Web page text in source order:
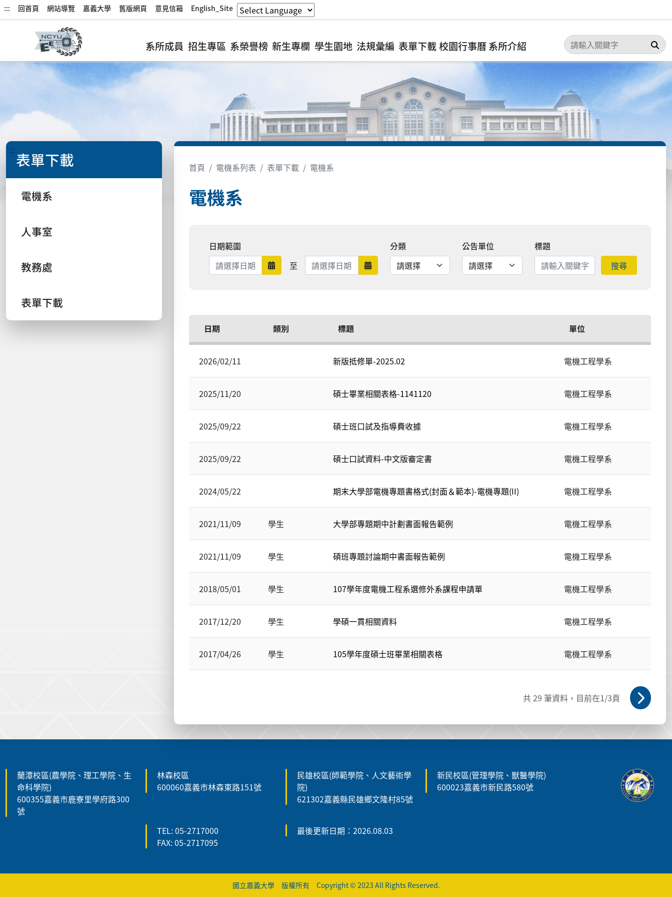
::: 回首頁 網站導覽 嘉義大學 舊版網頁 意見信箱 English_Site
系所成員 招生專區 系榮譽榜 新生專欄 學生園地 法規彙編 表單下載校園行事曆系所介紹 搜
::: 表單下載
電機系
人事室
教務處
表單下載
首頁 電機系列表 表單下載 電機系
電機系
日期範圍
日期範圍開始
至 日期範圍結束 日期範圍結束
分類 公告單位
標題
搜尋
日期 類別 標題 單位
2026/02/11 新版抵修單-2025.02 電機工程學系
2025/11/20 碩士畢業相關表格-1141120 電機工程學系
2025/09/22 碩士班口試及指導費收據 電機工程學系
2025/09/22 碩士口試資料-中文版審定書 電機工程學系
2024/05/22 期末大學部電機專題書格式(封面＆範本)-電機專題(II) 電機工程學系
2021/11/09 學生 大學部專題期中計劃書面報告範例 電機工程學系
2021/11/09 學生 碩班專題討論期中書面報告範例 電機工程學系
2018/05/01 學生 107學年度電機工程系選修外系課程申請單 電機工程學系
2017/12/20 學生 學碩一貫相關資料 電機工程學系
2017/04/26 學生 105學年度碩士班畢業相關表格 電機工程學系
共29 筆資料，目前在1/3頁
蘭潭校區(農學院、理工學院、生
命科學院)
600355嘉義市鹿寮里學府路300
號
林森校區
600060嘉義市林森東路151號
民雄校區(師範學院、人文藝術學
院)
621302嘉義縣民雄鄉文隆村85號
新民校區(管理學院、獸醫學院)
600023嘉義市新民路580號
TEL: 05-2717000
FAX: 05-2717095
最後更新日期：2026.08.03
國立嘉義大學 版權所有 Copyright © 2023 All Rights Reserved.